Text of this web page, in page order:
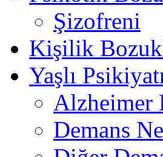
Şizofreni
Kişilik
Yaşlı
Alzheimer
Demans